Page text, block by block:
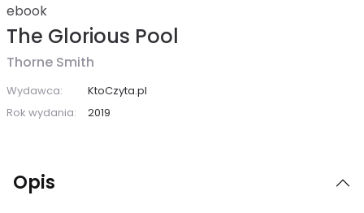
ebook
The Glorious Pool
Thorne Smith
Wydawca:
KtoCzyta.pl
Rok wydania:
2019
Opis